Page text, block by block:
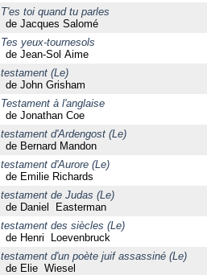
T'es toi quand tu parles
de Jacques Salomé
Tes yeux-tournesols
de Jean-Sol Aime
testament (Le)
de John Grisham
Testament à l'anglaise
de Jonathan Coe
testament d'Ardengost (Le)
de Bernard Mandon
testament d'Aurore (Le)
de Emilie Richards
testament de Judas (Le)
de Daniel Easterman
testament des siècles (Le)
de Henri Loevenbruck
testament d'un poète juif assassiné (Le)
de Elie Wiesel